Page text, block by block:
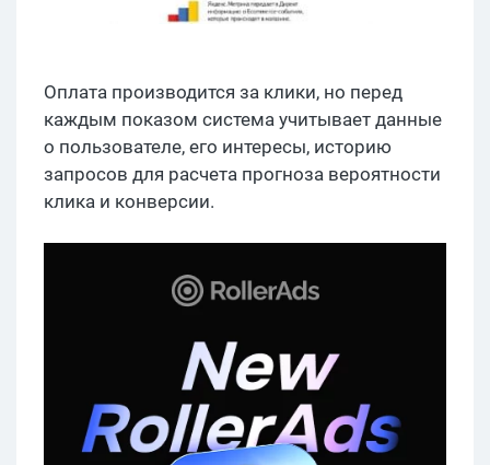
Оплата производится за клики, но перед
каждым показом система учитывает данные
о пользователе, его интересы, историю
запросов для расчета прогноза вероятности
клика и конверсии.